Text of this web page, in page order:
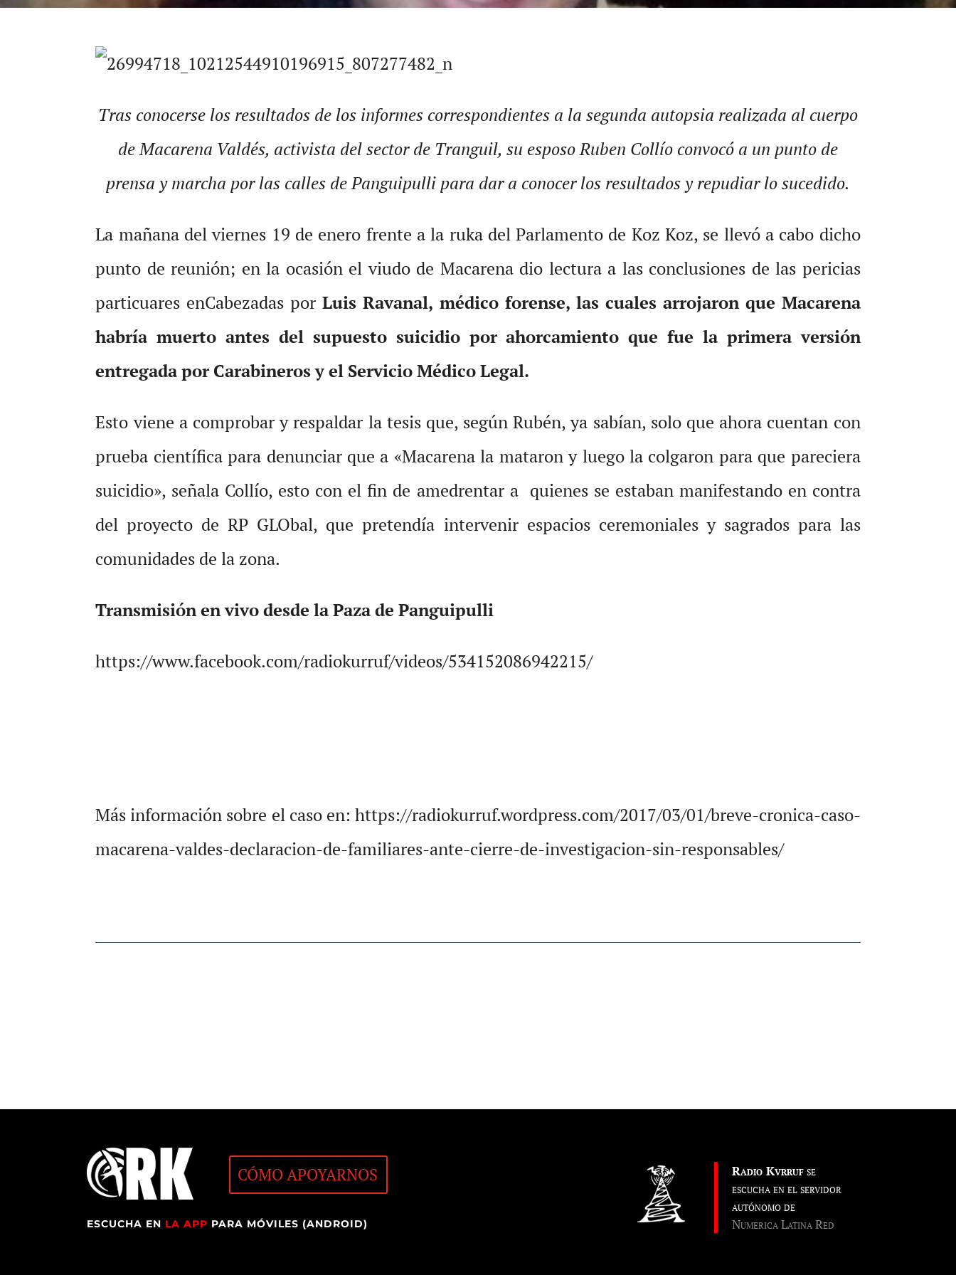
Tras conocerse los resultados de los informes correspondientes a la segunda autopsia realizada al cuerpo
de Macarena Valdés, activista del sector de Tranguil, su esposo Ruben Collío convocó a un punto de
prensa y marcha por las calles de Panguipulli para dar a conocer los resultados y repudiar lo sucedido.
La mañana del viernes 19 de enero frente a la ruka del Parlamento de Koz Koz, se llevó a cabo dicho
punto de reunión; en la ocasión el viudo de Macarena dio lectura a las conclusiones de las pericias
particuares enCabezadas porLuis Ravanal, médico forense, las cuales arrojaron que Macarena
habría muerto antes del supuesto suicidio por ahorcamiento que fue la primera versión
entregada por Carabineros y el Servicio Médico Legal.
Esto viene a comprobar y respaldar la tesis que, según Rubén, ya sabían, solo que ahora cuentan con
prueba científica para denunciar que a «Macarena la mataron y luego la colgaron para que pareciera
suicidio», señala Collío, esto con el fin de amedrentar a quienes se estaban manifestando en contra
del proyecto de RP GLObal, que pretendía intervenir espacios ceremoniales y sagrados para las
comunidades de la zona.
Transmisión en vivo desde la Paza de Panguipulli
https://www.facebook.com/radiokurruf/videos/534152086942215/
Más información sobre el caso en: https://radiokurruf.wordpress.com/2017/03/01/breve-cronica-caso-
macarena-valdes-declaracion-de-familiares-ante-cierre-de-investigacion-sin-responsables/
CÓMO APOYARNOS
ESCUCHA EN LA APP PARA MÓVILES (ANDROID)
Radio Kvrrufse
escucha en el servidor
autónomo de
Numerica Latina Red